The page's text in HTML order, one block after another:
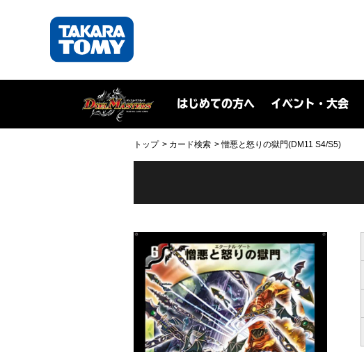
はじめての方へ イベント・大会
トップ カード検索 憎悪と怒りの獄門(DM11 S4/S5)